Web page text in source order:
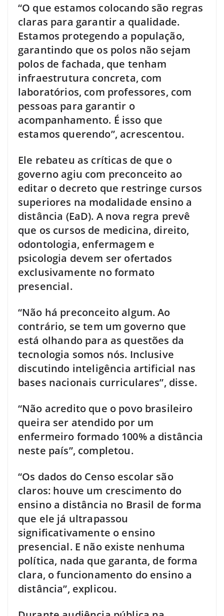
“O que estamos colocando são regras
claras para garantir a qualidade.
Estamos protegendo a população,
garantindo que os polos não sejam
polos de fachada, que tenham
infraestrutura concreta, com
laboratórios, com professores, com
pessoas para garantir o
acompanhamento. É isso que
estamos querendo”, acrescentou.
Ele rebateu as críticas de que o
governo agiu com preconceito ao
editar o decreto que restringe cursos
superiores na modalidade ensino a
distância (EaD). A nova regra prevê
que os cursos de medicina, direito,
odontologia, enfermagem e
psicologia devem ser ofertados
exclusivamente no formato
presencial.
“Não há preconceito algum. Ao
contrário, se tem um governo que
está olhando para as questões da
tecnologia somos nós. Inclusive
discutindo inteligência artificial nas
bases nacionais curriculares”, disse.
“Não acredito que o povo brasileiro
queira ser atendido por um
enfermeiro formado 100% a distância
neste país”, completou.
“Os dados do Censo escolar são
claros: houve um crescimento do
ensino a distância no Brasil de forma
que ele já ultrapassou
significativamente o ensino
presencial. E não existe nenhuma
política, nada que garanta, de forma
clara, o funcionamento do ensino a
distância”, explicou.